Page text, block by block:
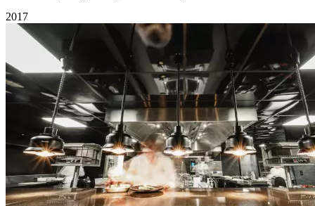
2017